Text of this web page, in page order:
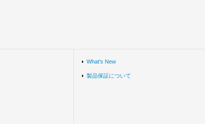
What's New
製品保証について